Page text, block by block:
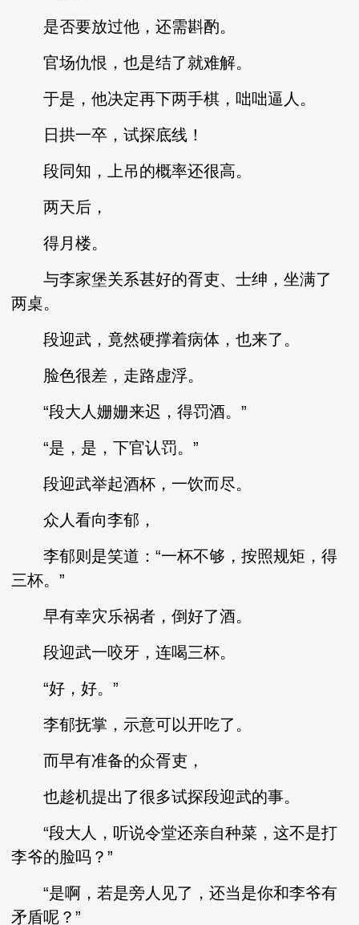
是否要放过他，还需斟酌。
官场仇恨，也是结了就难解。
于是，他决定再下两手棋，咄咄逼人。
日拱一卒，试探底线！
段同知，上吊的概率还很高。
两天后，
得月楼。
与李家堡关系甚好的胥吏、士绅，坐满了
两桌。
段迎武，竟然硬撑着病体，也来了。
脸色很差，走路虚浮。
“段大人姗姗来迟，得罚酒。”
“是，是，下官认罚。”
段迎武举起酒杯，一饮而尽。
众人看向李郁，
李郁则是笑道：“一杯不够，按照规矩，得
三杯。”
早有幸灾乐祸者，倒好了酒。
段迎武一咬牙，连喝三杯。
“好，好。”
李郁抚掌，示意可以开吃了。
而早有准备的众胥吏，
也趁机提出了很多试探段迎武的事。
“段大人，听说令堂还亲自种菜，这不是打
李爷的脸吗？”
“是啊，若是旁人见了，还当是你和李爷有
矛盾呢？”